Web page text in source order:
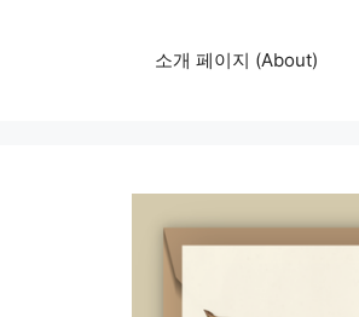
소개 페이지 (About)